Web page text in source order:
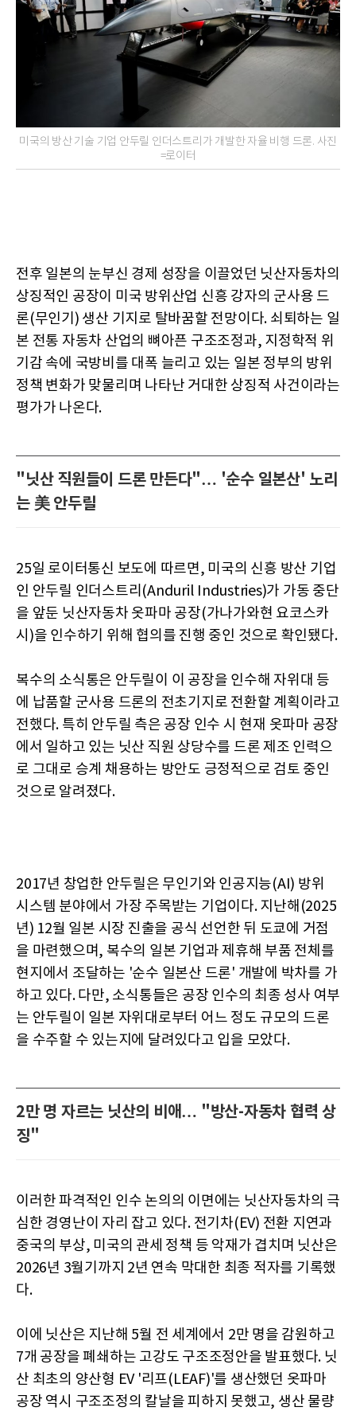
미국의 방산 기술 기업 안두릴 인더스트리가 개발한 자율 비행 드론. 사진
=로이터
전후 일본의 눈부신 경제 성장을 이끌었던 닛산자동차의
상징적인 공장이 미국 방위산업 신흥 강자의 군사용 드
론(무인기) 생산 기지로 탈바꿈할 전망이다. 쇠퇴하는 일
본 전통 자동차 산업의 뼈아픈 구조조정과, 지정학적 위
기감 속에 국방비를 대폭 늘리고 있는 일본 정부의 방위
정책 변화가 맞물리며 나타난 거대한 상징적 사건이라는
평가가 나온다.
"닛산 직원들이 드론 만든다"… '순수 일본산' 노리
는 美 안두릴
25일 로이터통신 보도에 따르면, 미국의 신흥 방산 기업
인 안두릴 인더스트리(Anduril Industries)가 가동 중단
을 앞둔 닛산자동차 옷파마 공장(가나가와현 요코스카
시)을 인수하기 위해 협의를 진행 중인 것으로 확인됐다.
복수의 소식통은 안두릴이 이 공장을 인수해 자위대 등
에 납품할 군사용 드론의 전초기지로 전환할 계획이라고
전했다. 특히 안두릴 측은 공장 인수 시 현재 옷파마 공장
에서 일하고 있는 닛산 직원 상당수를 드론 제조 인력으
로 그대로 승계 채용하는 방안도 긍정적으로 검토 중인
것으로 알려졌다.
2017년 창업한 안두릴은 무인기와 인공지능(AI) 방위
시스템 분야에서 가장 주목받는 기업이다. 지난해(2025
년) 12월 일본 시장 진출을 공식 선언한 뒤 도쿄에 거점
을 마련했으며, 복수의 일본 기업과 제휴해 부품 전체를
현지에서 조달하는 '순수 일본산 드론' 개발에 박차를 가
하고 있다. 다만, 소식통들은 공장 인수의 최종 성사 여부
는 안두릴이 일본 자위대로부터 어느 정도 규모의 드론
을 수주할 수 있는지에 달려있다고 입을 모았다.
2만 명 자르는 닛산의 비애… "방산-자동차 협력 상
징"
이러한 파격적인 인수 논의의 이면에는 닛산자동차의 극
심한 경영난이 자리 잡고 있다. 전기차(EV) 전환 지연과
중국의 부상, 미국의 관세 정책 등 악재가 겹치며 닛산은
2026년 3월기까지 2년 연속 막대한 최종 적자를 기록했
다.
이에 닛산은 지난해 5월 전 세계에서 2만 명을 감원하고
7개 공장을 폐쇄하는 고강도 구조조정안을 발표했다. 닛
산 최초의 양산형 EV '리프(LEAF)'를 생산했던 옷파마
공장 역시 구조조정의 칼날을 피하지 못했고, 생산 물량